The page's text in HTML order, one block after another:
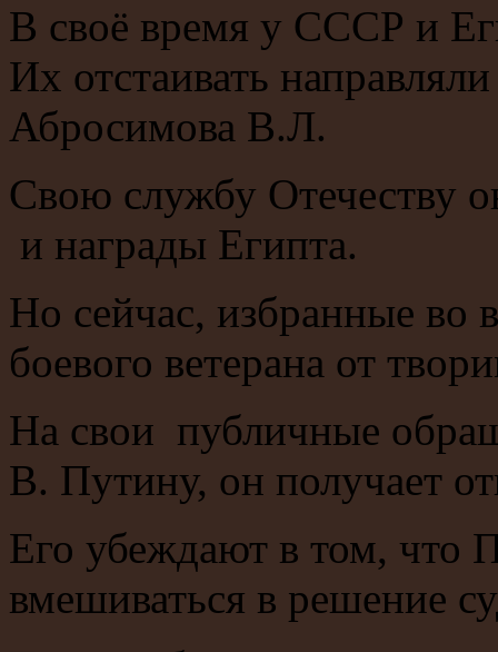
В своё время у СССР и
Их отстаивать
Абросимова В.Л.
Свою службу Отечеству
и награды Египта.
Но сейчас, избранные во
боевого ветерана от
На свои публичные
В. Путину, он получает
Его убеждают в том, что
вмешиваться в решение